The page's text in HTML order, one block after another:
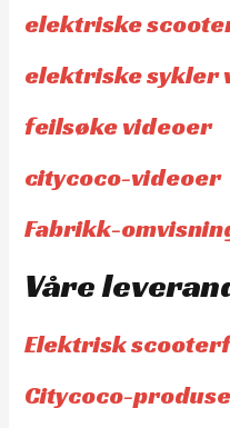
elektriske
elektriske sykler
feilsøke videoer
citycoco-videoer
Fabrikk-
Våre
Elektrisk
Citycoco-